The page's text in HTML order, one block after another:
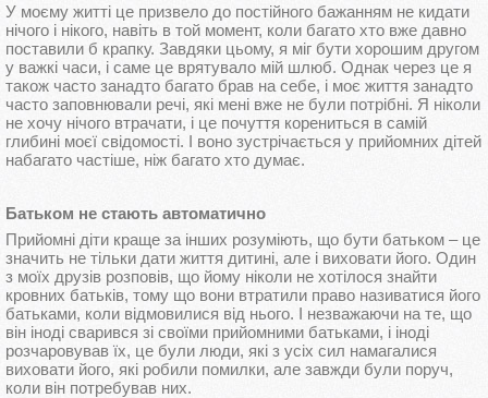
У моєму житті це призвело до постійного бажанням не кидати
нічого і нікого, навіть в той момент, коли багато хто вже давно
поставили б крапку. Завдяки цьому, я міг бути хорошим другом
у важкі часи, і саме це врятувало мій шлюб. Однак через це я
також часто занадто багато брав на себе, і моє життя занадто
часто заповнювали речі, які мені вже не були потрібні. Я ніколи
не хочу нічого втрачати, і це почуття корениться в самій
глибині моєї свідомості. І воно зустрічається у прийомних дітей
набагато частіше, ніж багато хто думає.
Батьком не стають автоматично
Прийомні діти краще за інших розуміють, що бути батьком – це
значить не тільки дати життя дитині, але і виховати його. Один
з моїх друзів розповів, що йому ніколи не хотілося знайти
кровних батьків, тому що вони втратили право називатися його
батьками, коли відмовилися від нього. І незважаючи на те, що
він іноді сварився зі своїми прийомними батьками, і іноді
розчаровував їх, це були люди, які з усіх сил намагалися
виховати його, які робили помилки, але завжди були поруч,
коли він потребував них.